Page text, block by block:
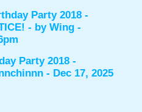
Party 2018 -
- byWing -
Party 2018 -
- Dec 17, 2025